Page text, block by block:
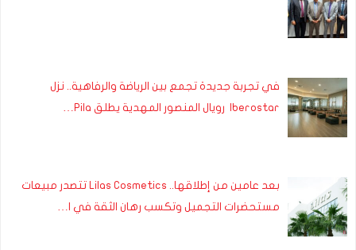
في تجربة جديدة تجمع بين الرياضة والرفاهية.. نزل
Iberostar رويال المنصور المهدية يطلق Pila…
بعد عامين من إطلاقها.. Lilas Cosmetics تتصدر مبيعات
مستحضرات التجميل وتكسب رهان الثقة في ا…